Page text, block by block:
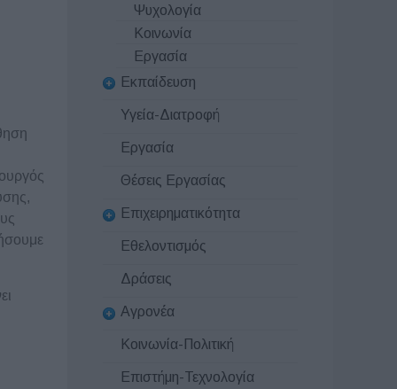
Ψυχολογία
Κοινωνία
Εργασία
Εκπαίδευση
Υγεία-Διατροφή
Εργασία
Θέσεις Εργασίας
Επιχειρηματικότητα
Εθελοντισμός
Δράσεις
Αγρονέα
Κοινωνία-Πολιτική
Επιστήμη-Τεχνολογία